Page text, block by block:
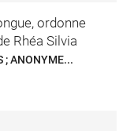
ordonne
Rhéa Silvia
MAITRE DES MEDAILLONS HISTORIQUES ; ANONYME...